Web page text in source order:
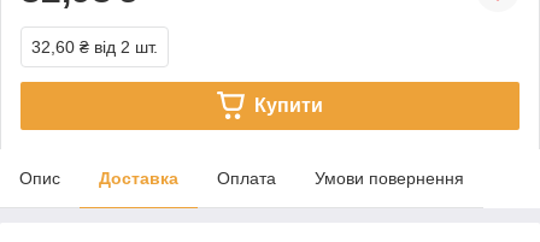
32,60 ₴ від 2 шт.
Купити
Опис Доставка Оплата Умови повернення